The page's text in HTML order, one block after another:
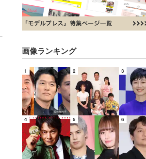
画像ランキング
1 2 3
4 5 6